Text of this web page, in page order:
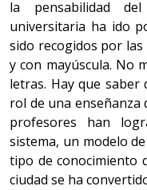
la pensabilidad
universitaria ha ido
sido recogidos por
y con mayúscula. No
letras. Hay que saber
rol de una enseñanza
profesores han
sistema, un modelo
tipo de conocimiento
ciudad se ha